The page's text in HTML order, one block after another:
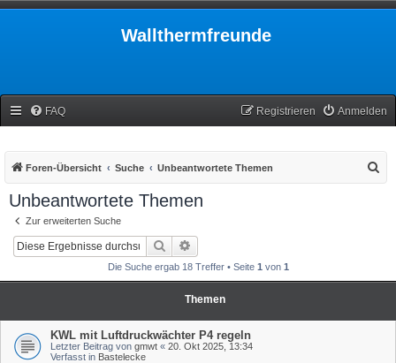
Wallthermfreunde
FAQ Anmelden
Registrieren
Foren-Übersicht Suche Unbeantwortete Themen
Unbeantwortete Themen
Zur erweiterten Suche
Suche
Die Suche ergab 18 Treffer • Seite 1 von 1
Themen
KWL mit Luftdruckwächter P4 regeln
Letzter Beitrag von gmwt « 20. Okt 2025, 13:34
Verfasst in Bastelecke